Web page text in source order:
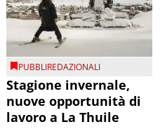
PUBBLIREDAZIONALI
Stagione invernale,
nuove opportunità di
lavoro a La Thuile